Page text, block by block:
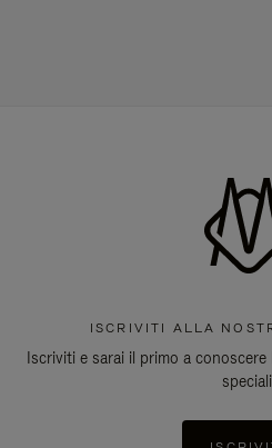
ISCRIVITI ALLA
Iscriviti e sarai il primo a